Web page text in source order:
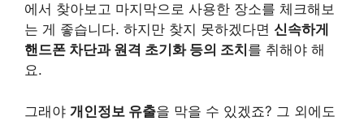
에서 찾아보고 마지막으로 사용한 장소를 체크해보
는 게 좋습니다. 하지만 찾지 못하겠다면 신속하게
핸드폰 차단과 원격 초기화 등의 조치 를 취해야 해
요.
그래야 개인정보 유출을 막을 수 있겠죠? 그 외에도